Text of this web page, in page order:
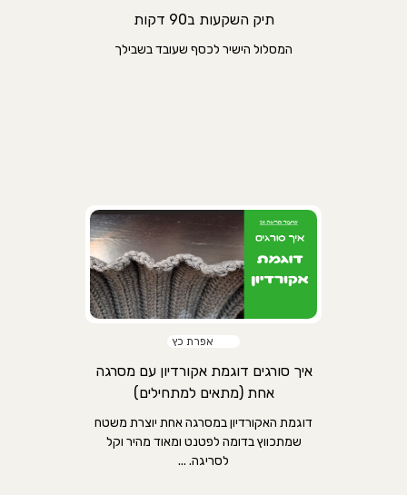
תיק השקעות ב90 דקות
המסלול הישיר לכסף שעובד בשבילך
אפרת כץ
איך סורגים דוגמת אקורדיון עם מסרגה
אחת (מתאים למתחילים)
דוגמת האקורדיון במסרגה אחת יוצרת משטח
שמתכווץ בדומה לפטנט ומאוד מהיר וקל
לסריגה. ...